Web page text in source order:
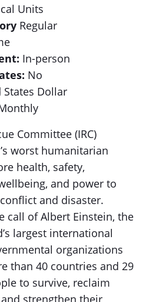
Units
Regular
In-person
No
States Dollar
Committee (IRC)
worst humanitarian
health, safety,
and power to
and disaster.
call of Albert Einstein, the
largest international
organizations
than 40 countries and 29
to survive, reclaim
strengthen their